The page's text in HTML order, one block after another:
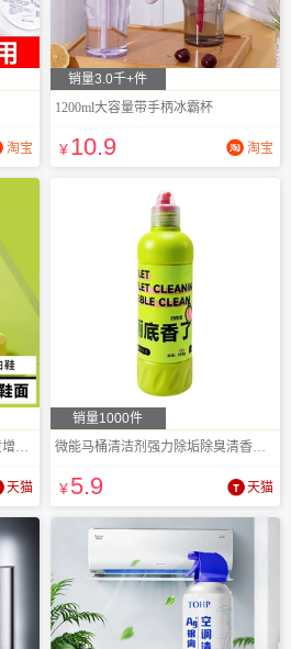
淘宝
销量3.0千+件
1200ml大容量带手柄冰霸杯
¥10.9 淘宝
微能小白鞋清洗剂 一擦免洗去黄增白神器
天猫
销量1000件
微能马桶清洁剂强力除垢除臭清香去黄
¥5.9 天猫